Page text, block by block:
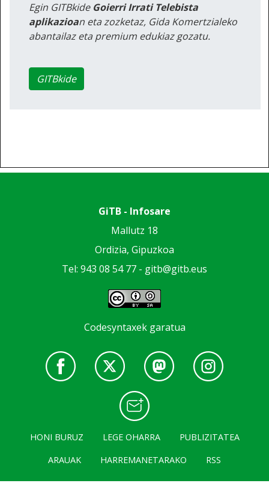
Egin GITBkide Goierri Irrati Telebista
aplikazioan eta zozketaz, Gida Komertzialeko
abantailaz eta premium edukiaz gozatu.
GITBkide
GiTB - Infosare
Mallutz 18
Ordizia, Gipuzkoa
Tel: 943 08 54 77 - gitb@gitb.eus
Codesyntaxek garatua
HONI BURUZ LEGE OHARRA
PUBLIZITATEA
ARAUAK
HARREMANETARAKO RSS